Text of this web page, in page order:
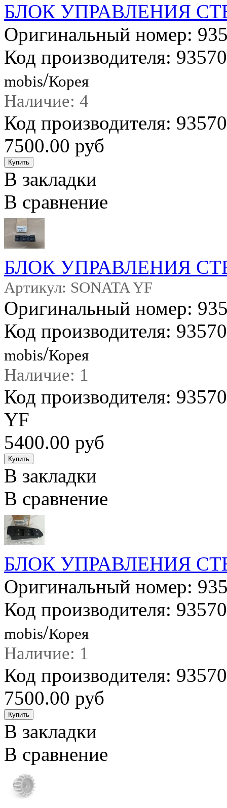
БЛОК УПРАВЛЕНИЯ
Оригинальный номер:
Код производителя:
mobis/Корея
Наличие: 4
Код производителя:
7500.00 руб
В закладки
В сравнение
БЛОК УПРАВЛЕНИЯ
Артикул: SONATA YF
Оригинальный номер:
Код производителя:
mobis/Корея
Наличие: 1
Код производителя:
YF
5400.00 руб
В закладки
В сравнение
БЛОК УПРАВЛЕНИЯ
Оригинальный номер:
Код производителя:
mobis/Корея
Наличие: 1
Код производителя:
7500.00 руб
В закладки
В сравнение